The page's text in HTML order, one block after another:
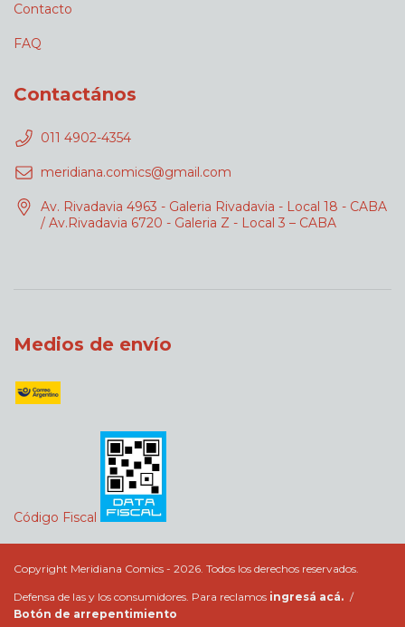
Contacto
FAQ
Contactános
011 4902-4354
meridiana.comics@gmail.com
Av. Rivadavia 4963 - Galeria Rivadavia - Local 18 - CABA
/ Av.Rivadavia 6720 - Galeria Z - Local 3 – CABA
Medios de envío
Código Fiscal
Copyright Meridiana Comics - 2026. Todos los derechos reservados.
Defensa de las y los consumidores. Para reclamos ingresá acá. /
Botón de arrepentimiento